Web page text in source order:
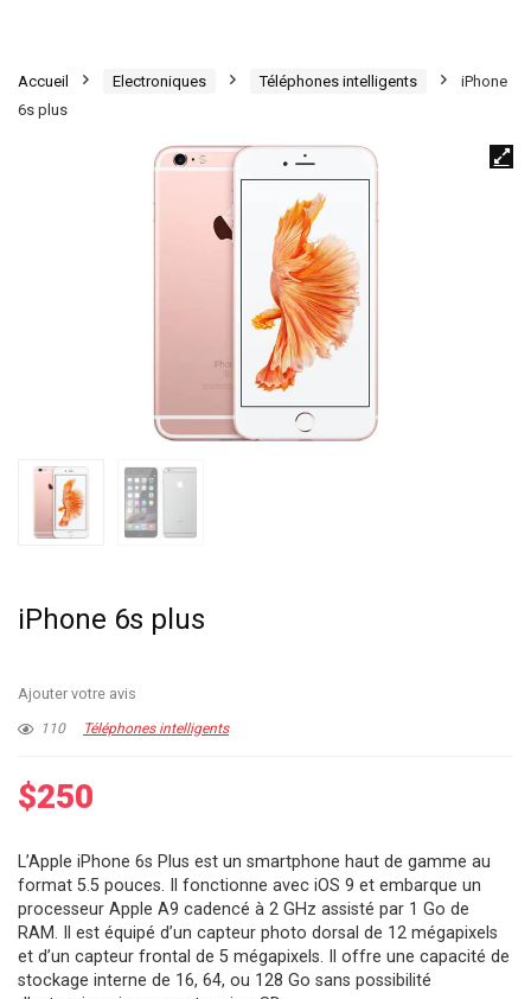
Accueil Electroniques Téléphones intelligents
iPhone
6s plus
iPhone 6s plus
Ajouter votre avis
110 Téléphones intelligents
$250
L’Apple iPhone 6s Plus est un smartphone haut de gamme au
format 5.5 pouces. Il fonctionne avec iOS 9 et embarque un
processeur Apple A9 cadencé à 2 GHz assisté par 1 Go de
RAM. Il est équipé d’un capteur photo dorsal de 12 mégapixels
et d’un capteur frontal de 5 mégapixels. Il offre une capacité de
stockage interne de 16, 64, ou 128 Go sans possibilité